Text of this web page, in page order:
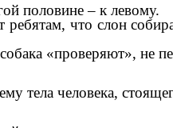
половине – к левому.
что слон
«проверяют», не
тела человека,